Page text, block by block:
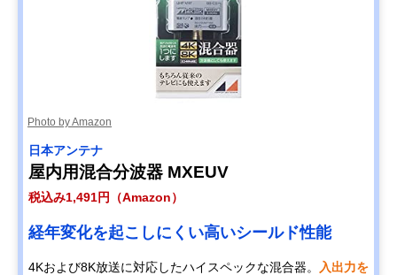
Photo by Amazon
日本アンテナ
屋内用混合分波器 MXEUV
税込み1,491円（Amazon）
経年変化を起こしにくい高いシールド性能
4Kおよび8K放送に対応したハイスペックな混合器。
入出力を